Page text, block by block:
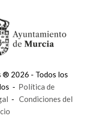
® 2026 - Todos los
- Política de
- Condiciones del